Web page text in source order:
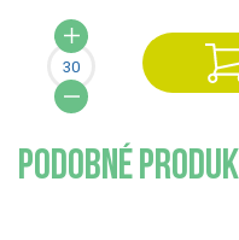
PODOBNÉ